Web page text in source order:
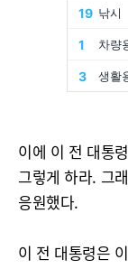
이에 이 전 대통
그렇게 하라. 그
응원했다.
이 전 대통령은